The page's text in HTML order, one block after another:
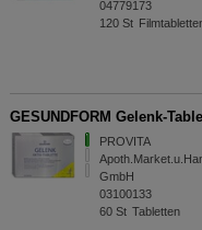
04779173
120 St
GESUNDFORM Gelenk-
PROVITA
GmbH
03100133
60 St Tabletten